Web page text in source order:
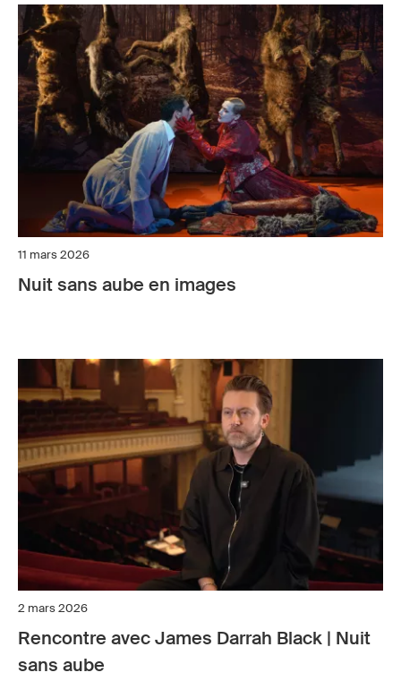
11 mars 2026
Nuit sans aube en images
2 mars 2026
Rencontre avec James Darrah Black | Nuit
sans aube